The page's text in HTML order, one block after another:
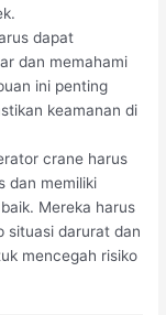
dapat
dan memahami
ini penting
keamanan di
crane harus
dan memiliki
Mereka harus
situasi darurat dan
mencegah risiko